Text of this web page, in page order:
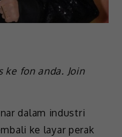
fon anda. Join
dalam industri
ke layar perak